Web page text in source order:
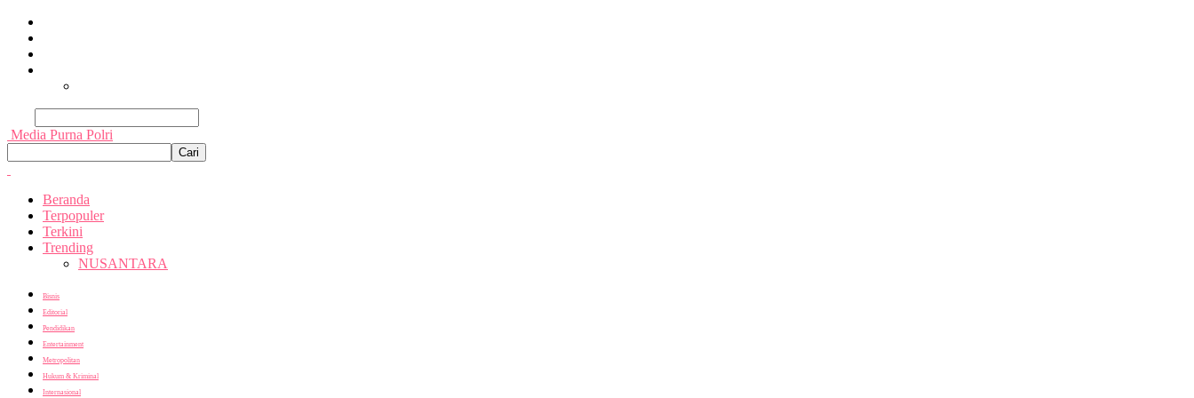
Media Purna Polri
Beranda
Terpopuler
Terkini
Trending
NUSANTARA
Bisnis
Editorial
Pendidikan
Entertainment
Metropolitan
Hukum & Kriminal
Internasional